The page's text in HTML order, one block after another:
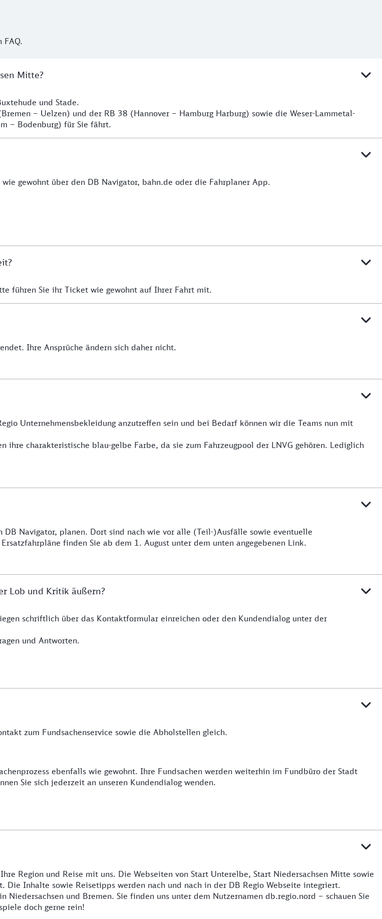
FAQ.
Mitte?
und Stade.
– Uelzen) und der RB 38 (Hannover – Hamburg Harburg) sowie die Weser-Lammetal-
– Bodenburg) für Sie fährt.
gewohnt über den DB Navigator, bahn.de oder die Fahrplaner App.
führen Sie ihr Ticket wie gewohnt auf Ihrer Fahrt mit.
Ihre Ansprüche ändern sich daher nicht.
Unternehmensbekleidung anzutreffen sein und bei Bedarf können wir die Teams nun mit
charakteristische blau-gelbe Farbe, da sie zum Fahrzeugpool der LNVG gehören. Lediglich
Navigator, planen. Dort sind nach wie vor alle (Teil-)Ausfälle sowie eventuelle
finden Sie ab dem 1. August unter dem unten angegebenen Link.
Lob und Kritik äußern?
schriftlich über das Kontaktformular einreichen oder den Kundendialog unter der
und Antworten.
zum Fundsachenservice sowie die Abholstellen gleich.
ebenfalls wie gewohnt. Ihre Fundsachen werden weiterhin im Fundbüro der Stadt
Sie sich jederzeit an unseren Kundendialog wenden.
Region und Reise mit uns. Die Webseiten von Start Unterelbe, Start Niedersachsen Mitte sowie
Inhalte sowie Reisetipps werden nach und nach in der DB Regio Webseite integriert.
und Bremen. Sie finden uns unter dem Nutzernamen db.regio.nord – schauen Sie
doch gerne rein!